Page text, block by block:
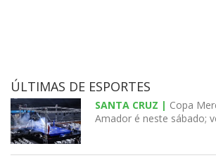
ÚLTIMAS DE ESPORTES
SANTA CRUZ | Copa
Amador é neste sábado;